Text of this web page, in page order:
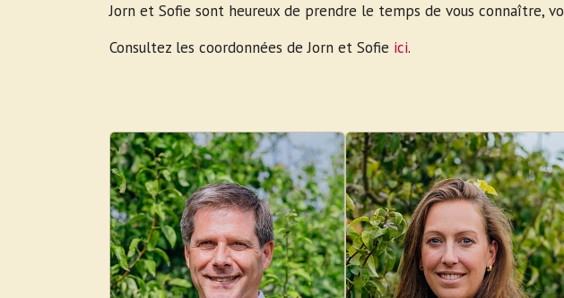
Jorn et Sofie sont heureux de prendre le temps de vous connaître,
Consultez les coordonnées de Jorn et Sofie ici.